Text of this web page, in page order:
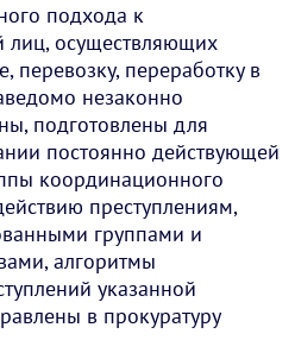
подхода к
лиц, осуществляющих
перевозку, переработку в
незаконно
подготовлены для
постоянно действующей
координационного
преступлениям,
группами и
алгоритмы
указанной
в прокуратуру